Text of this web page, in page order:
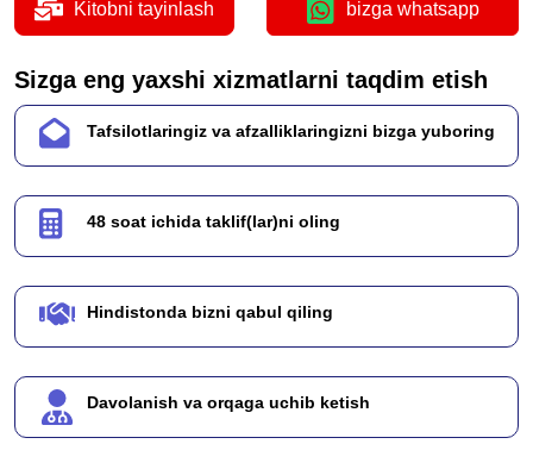
Kitobni tayinlash bizga whatsapp
Sizga eng yaxshi xizmatlarni taqdim etish
Tafsilotlaringiz va afzalliklaringizni bizga yuboring
48 soat ichida taklif(lar)ni oling
Hindistonda bizni qabul qiling
Davolanish va orqaga uchib ketish